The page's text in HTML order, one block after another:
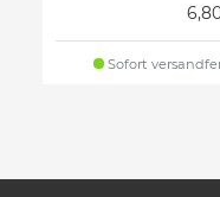
Sofort